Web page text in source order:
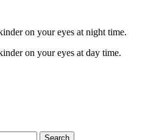
on your eyes at night time.
on your eyes at day time.
Search